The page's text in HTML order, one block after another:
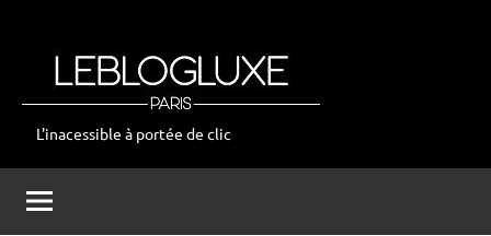
leblogluxe
L'inacessible à portée de clic